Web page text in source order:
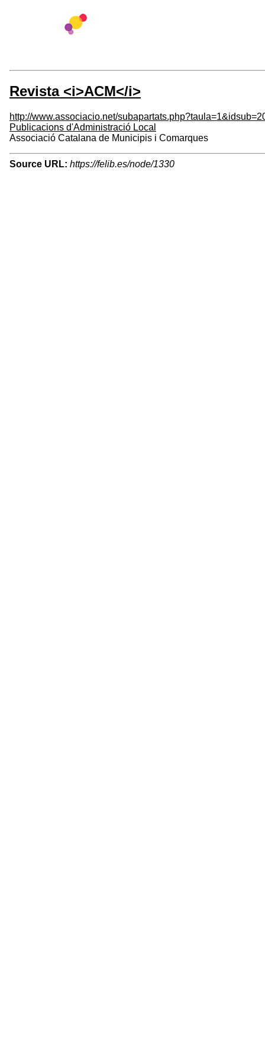
Revista <i>ACM</i>
http://www.associacio.net/
Publicacions d'Administració Local
Associació Catalana de Municipis i Comarques
Source URL: https://felib.es/node/1330